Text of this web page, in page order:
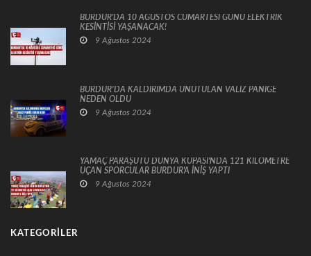
BURDUR'DA 10 AĞUSTOS CUMARTESİ GÜNÜ ELEKTRİK
KESİNTİSİ YAŞANACAK!
9 Ağustos 2024
BURDUR’DA KALDIRIMDA UNUTULAN VALİZ PANİĞE
NEDEN OLDU
9 Ağustos 2024
YAMAÇ PARAŞÜTÜ DÜNYA KUPASI'NDA 121 KİLOMETRE
UÇAN SPORCULAR BURDUR'A İNİŞ YAPTI
9 Ağustos 2024
KATEGORILER